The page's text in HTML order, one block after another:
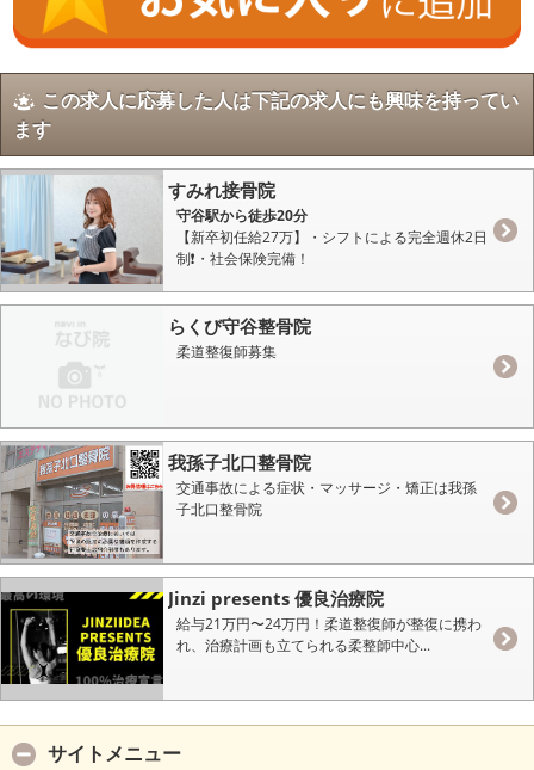
この求人に応募した人は下記の求人にも興味を持ってい
ます
すみれ接骨院
守谷駅から徒歩20分
【新卒初任給27万】・シフトによる完全週休2日
制❗️・社会保険完備！
らくび守谷整骨院
柔道整復師募集
我孫子北口整骨院
交通事故による症状・マッサージ・矯正は我孫
子北口整骨院
Jinzi presents 優良治療院
給与21万円〜24万円！柔道整復師が整復に携わ
れ、治療計画も立てられる柔整師中心...
サイトメニュー